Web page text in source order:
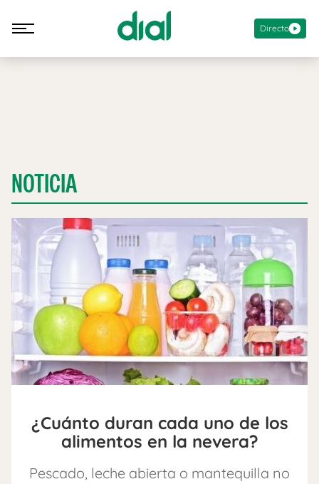
Directo
NOTICIA
¿Cuánto duran cada uno de los
alimentos en la nevera?
Pescado, leche abierta o mantequilla no